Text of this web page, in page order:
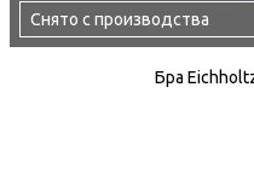
Снято с производства
Бра